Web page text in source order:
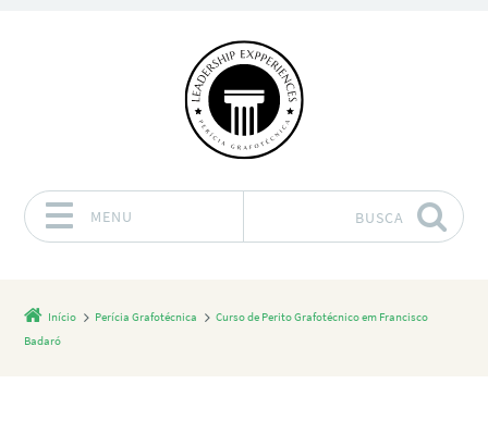
MENU BUSCA
Início Perícia Grafotécnica
Curso de Perito Grafotécnico em Francisco
Badaró